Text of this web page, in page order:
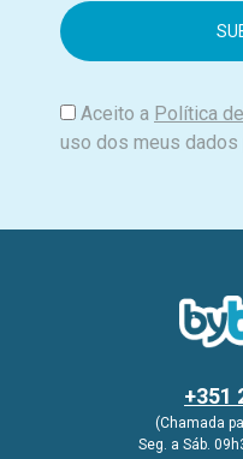
i
Aceito a Política
uso dos meus dados
+351
(Chamada
Seg. a Sáb.